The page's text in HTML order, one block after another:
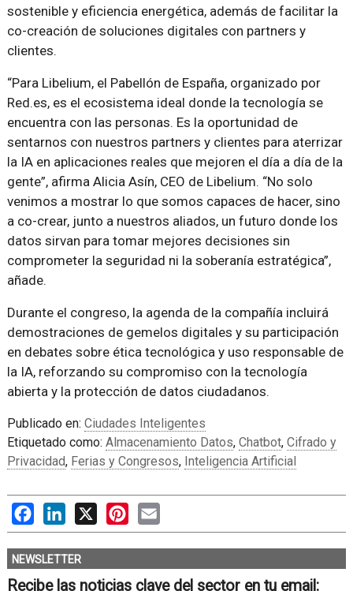
sostenible y eficiencia energética, además de facilitar la
co-creación de soluciones digitales con partners y
clientes.
“Para Libelium, el Pabellón de España, organizado por
Red.es, es el ecosistema ideal donde la tecnología se
encuentra con las personas. Es la oportunidad de
sentarnos con nuestros partners y clientes para aterrizar
la IA en aplicaciones reales que mejoren el día a día de la
gente”, afirma Alicia Asín, CEO de Libelium. “No solo
venimos a mostrar lo que somos capaces de hacer, sino
a co-crear, junto a nuestros aliados, un futuro donde los
datos sirvan para tomar mejores decisiones sin
comprometer la seguridad ni la soberanía estratégica”,
añade.
Durante el congreso, la agenda de la compañía incluirá
demostraciones de gemelos digitales y su participación
en debates sobre ética tecnológica y uso responsable de
la IA, reforzando su compromiso con la tecnología
abierta y la protección de datos ciudadanos.
Publicado en: Ciudades Inteligentes
Etiquetado como: Almacenamiento Datos, Chatbot, Cifrado y
Privacidad, Ferias y Congresos, Inteligencia Artificial
FacebookLinkedIn
X PinterestEmail
NEWSLETTER
Recibe las noticias clave del sector en tu email: